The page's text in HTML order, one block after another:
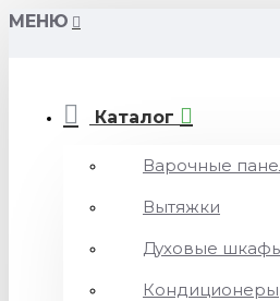
МЕНЮ
Каталог
Варочные
Вытяжки
Духовые
Кондиционеры